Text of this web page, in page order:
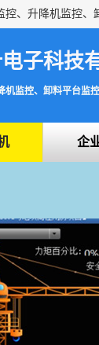
子科技
机监控、卸料平台监
企